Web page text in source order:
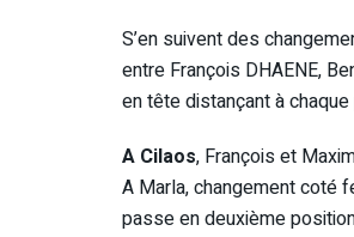
S’en suivent des
entre François DHAENE,
en tête distançant à
A Cilaos, François et
A Marla, changement coté
passe en deuxième